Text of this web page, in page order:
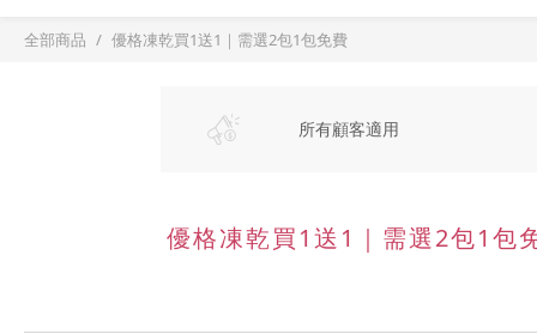
全部商品 優格凍乾買1送1｜需選2包1包免費
所有顧客適用
優格凍乾買1送1｜需選2包1包